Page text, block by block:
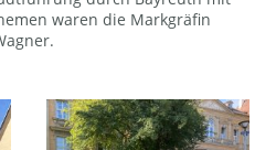
waren die Markgräfin